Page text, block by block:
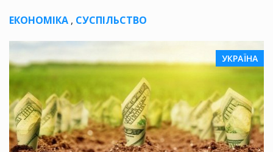
ЕКОНОМІКА , СУСПІЛЬСТВО
УКРАЇНА